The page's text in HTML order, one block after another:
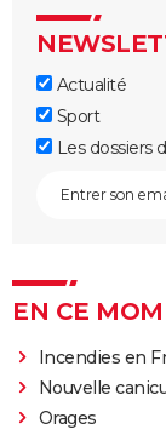
Actualité
Sport
Les dossiers
EN CE
Incendies en
Nouvelle
Orages